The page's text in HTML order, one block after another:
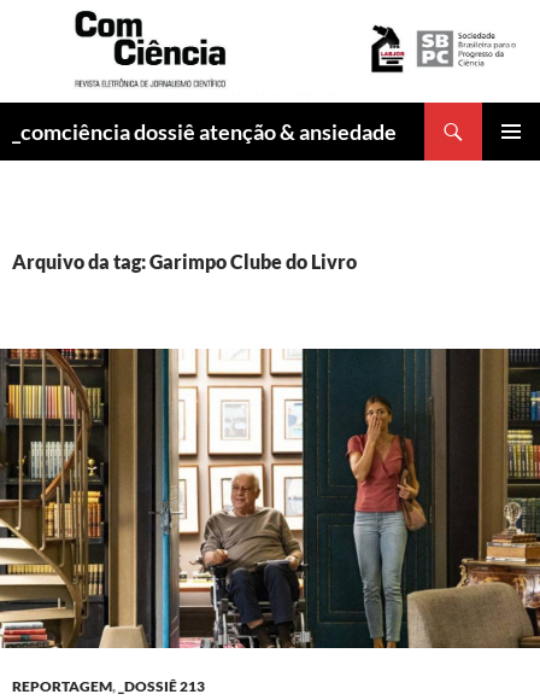
_comciência dossiê atenção & ansiedade
Arquivo da tag: Garimpo Clube do Livro
REPORTAGEM, _DOSSIÊ 213